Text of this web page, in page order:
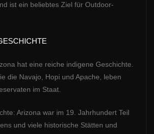
ist ein beliebtes Ziel für Outdoor-
hat eine reiche indigene Geschichte.
die Navajo, Hopi und Apache, leben
im Staat.
Arizona war im 19. Jahrhundert Teil
und viele historische Stätten und